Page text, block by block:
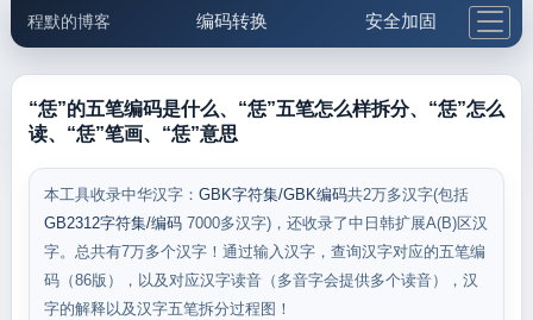
程默的博客 编码转换 安全加固
邮件工具 生活便民 更多工具
5.1支付宝大红包
“恁”的五笔编码是什么、“恁”五笔怎么样拆分、“恁”怎么
读、“恁”笔画、“恁”意思
本工具收录中华汉字： GBK字符集/GBK编码共2万多汉字(包括
GB2312字符集/编码 7000多汉字)，还收录了中日韩扩展A(B)区汉
字。总共有7万多个汉字！通过输入汉字，查询汉字对应的五笔编
码（86版），以及对应汉字读音（多音字会提供多个读音），汉
字的解释以及汉字五笔拆分过程图！